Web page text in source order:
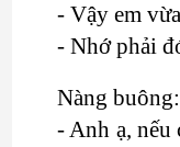
- Vậy em
- Nhớ phải
Nàng buông:
- Anh ạ,